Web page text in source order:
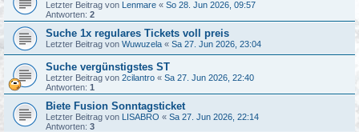
Letzter Beitrag von Lenmare « So 28. Jun 2026, 09:57
Antworten: 2
Suche 1x regulares Tickets voll preis
Letzter Beitrag von Wuwuzela « Sa 27. Jun 2026, 23:04
Suche vergünstigstes ST
Letzter Beitrag von 2cilantro « Sa 27. Jun 2026, 22:40
Antworten: 1
Biete Fusion Sonntagsticket
Letzter Beitrag von LISABRO « Sa 27. Jun 2026, 22:14
Antworten: 3